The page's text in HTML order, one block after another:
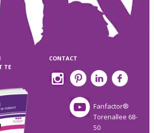
TE
CONTACT
Fanfactor®
Torenallee 68-
50